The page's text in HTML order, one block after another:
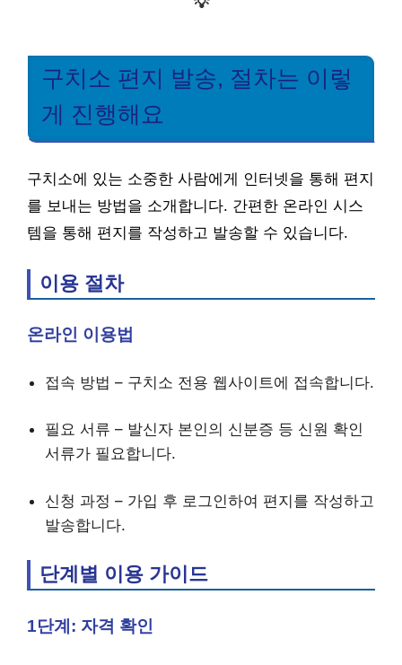
구치소 편지 발송, 절차는 이렇
게 진행해요
구치소에 있는 소중한 사람에게 인터넷을 통해 편지
를 보내는 방법을 소개합니다. 간편한 온라인 시스
템을 통해 편지를 작성하고 발송할 수 있습니다.
이용 절차
온라인 이용법
접속 방법 – 구치소 전용 웹사이트에 접속합니다.
필요 서류 – 발신자 본인의 신분증 등 신원 확인
서류가 필요합니다.
신청 과정 – 가입 후 로그인하여 편지를 작성하고
발송합니다.
단계별 이용 가이드
1단계: 자격 확인